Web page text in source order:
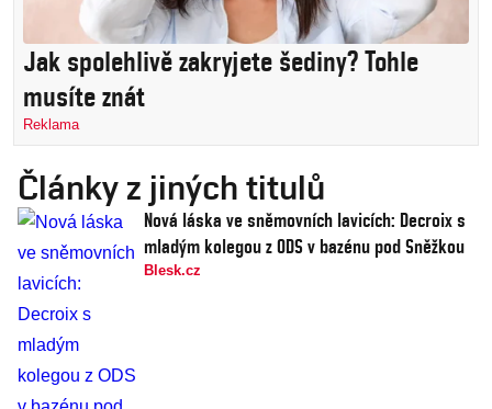
Jak spolehlivě zakryjete šediny? Tohle
musíte znát
Reklama
Články z jiných titulů
Nová láska ve sněmovních lavicích: Decroix s
mladým kolegou z ODS v bazénu pod Sněžkou
Blesk.cz